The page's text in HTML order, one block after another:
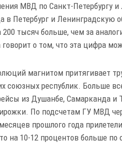
МВД по Санкт-Петербургу
в Петербург и Ленинградскую
тысяч больше, чем за
о том, что эта цифра
магнитом притягивает
союзных республик. Больше
из Душанбе, Самарканда и
По подсчетам ГУ МВД
прошлого года
на 10-12 процентов больше